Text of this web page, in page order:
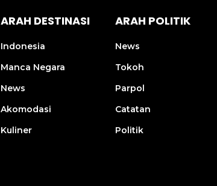
ARAH DESTINASI
Indonesia
Manca Negara
News
Akomodasi
Kuliner
ARAH POLITIK
News
Tokoh
Parpol
Catatan
Politik